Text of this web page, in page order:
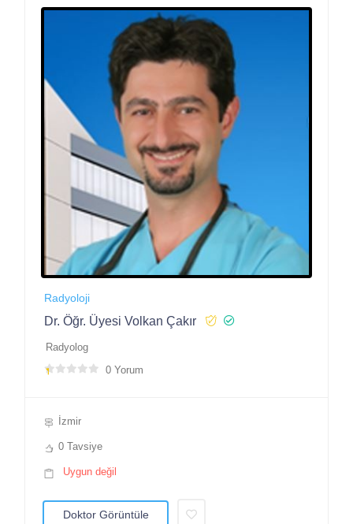
Radyoloji
Dr. Öğr. Üyesi Volkan Çakır
Radyolog
0 Yorum
İzmir
0 Tavsiye
Uygun değil
Doktor Görüntüle